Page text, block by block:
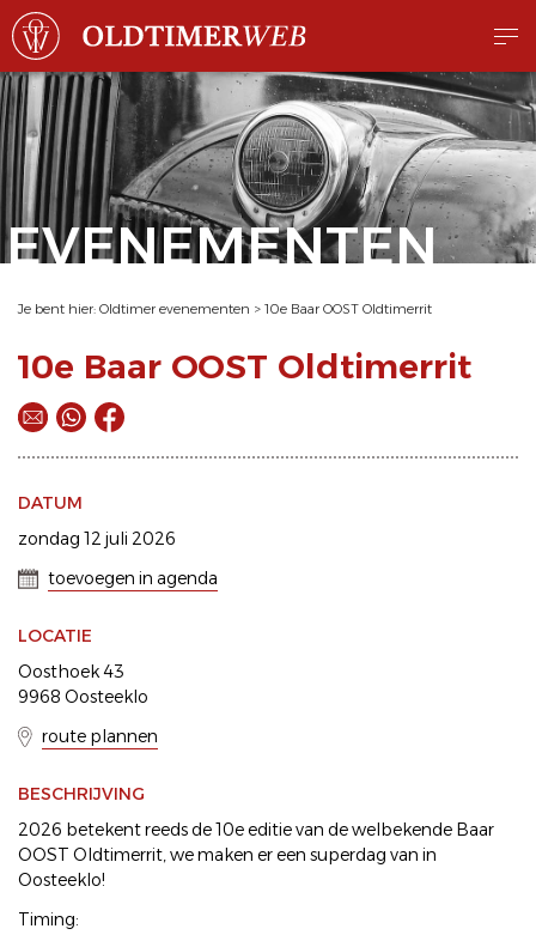
EVENEMENTEN
Je bent hier: Oldtimer evenementen > 10e Baar OOST Oldtimerrit
10e Baar OOST Oldtimerrit
DATUM
zondag 12 juli 2026
toevoegen in agenda
LOCATIE
Oosthoek 43
9968 Oosteeklo
route plannen
BESCHRIJVING
2026 betekent reeds de 10e editie van de welbekende Baar
OOST Oldtimerrit, we maken er een superdag van in
Oosteeklo!
Timing: